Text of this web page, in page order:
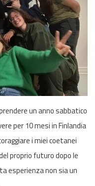
un anno sabbatico
per 10 mesi in Finlandia
i miei coetanei
proprio futuro dopo le
esperienza non sia un